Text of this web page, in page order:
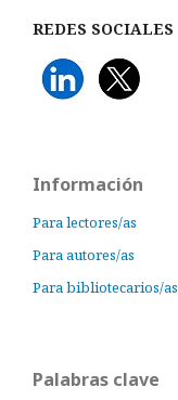
REDES SOCIALES
Información
Para lectores/as
Para autores/as
Para bibliotecarios/as
Palabras clave